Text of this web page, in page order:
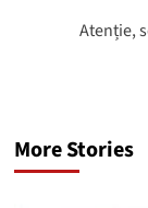
Atenție,
More Stories